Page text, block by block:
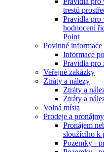
trestů
Pravidla pro
hodnocení
Point
Povinné informace
Informace
Pravidla pro
Veřejné zakázky
Ztráty a nálezy
Ztráty a
Ztráty a
Volná místa
Prodeje a pronájmy
Pronájem
sloužícího k
Pozemky -